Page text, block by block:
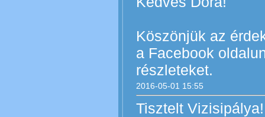
2016-05-01 15:55
Köszönjük az
a Facebook
részleteket.
Tisztelt Vizisipálya!